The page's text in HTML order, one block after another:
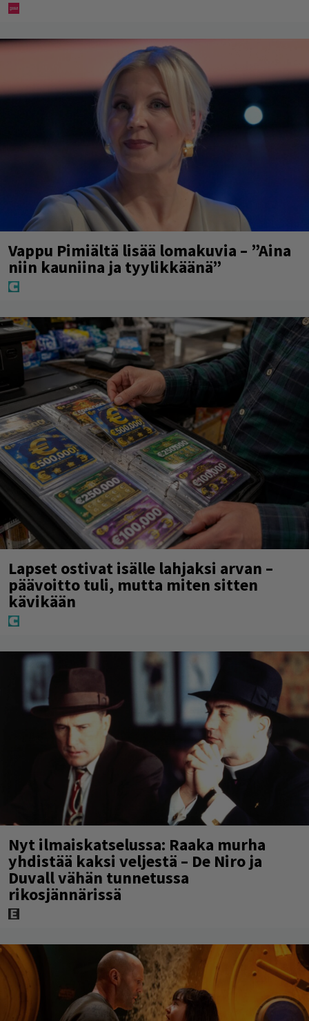
Vappu Pimiältä lisää lomakuvia – ”Aina
niin kauniina ja tyylikkäänä”
Lapset ostivat isälle lahjaksi arvan –
päävoitto tuli, mutta miten sitten
kävikään
Nyt ilmaiskatselussa: Raaka murha
yhdistää kaksi veljestä – De Niro ja
Duvall vähän tunnetussa
rikosjännärissä